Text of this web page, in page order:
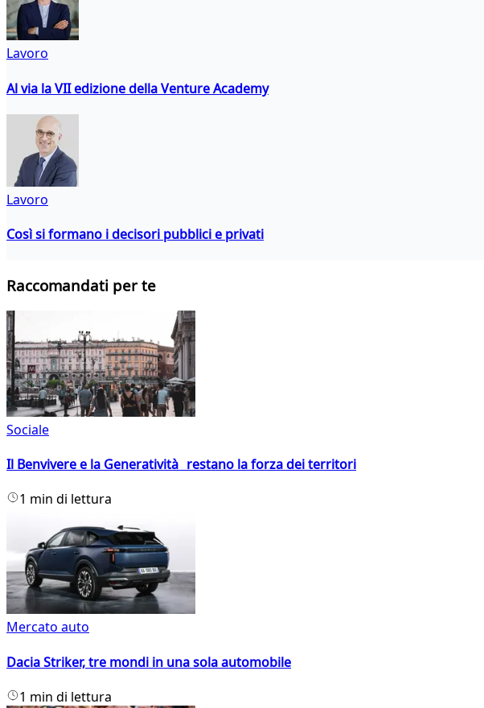
Lavoro
Al via la VII edizione della Venture Academy
Lavoro
Così si formano i decisori pubblici e privati
Raccomandati per te
Sociale
Il Benvivere e la Generatività restano la forza dei territori
1 min di lettura
Mercato auto
Dacia Striker, tre mondi in una sola automobile
1 min di lettura